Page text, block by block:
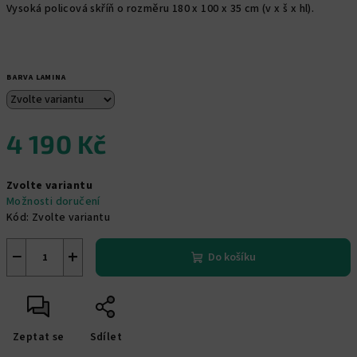
Vysoká policová skříň o rozměru 180 x 100 x 35 cm (v x š x hl).
BARVA LAMINA
4 190 Kč
cena:
Zvolte variantu
Možnosti doručení
Kód: Zvolte variantu
+
− Do košíku
Zeptat se Sdílet